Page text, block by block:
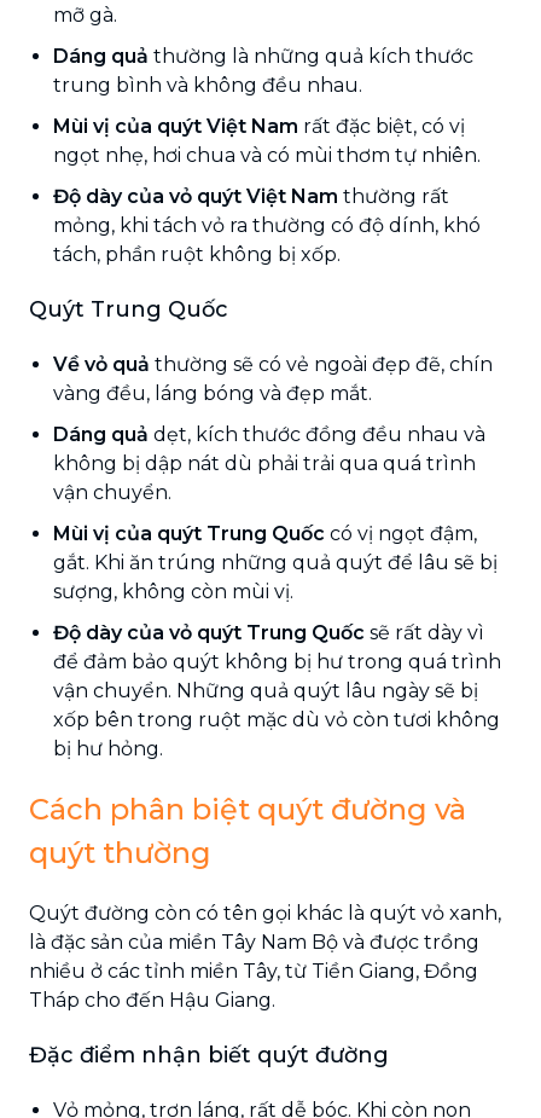
mỡ gà.
Dáng quả thường là những quả kích thước
trung bình và không đều nhau.
Mùi vị của quýt Việt Nam rất đặc biệt, có vị
ngọt nhẹ, hơi chua và có mùi thơm tự nhiên.
Độ dày của vỏ quýt Việt Nam thường rất
mỏng, khi tách vỏ ra thường có độ dính, khó
tách, phần ruột không bị xốp.
Quýt Trung Quốc
Về vỏ quả thường sẽ có vẻ ngoài đẹp đẽ, chín
vàng đều, láng bóng và đẹp mắt.
Dáng quả dẹt, kích thước đồng đều nhau và
không bị dập nát dù phải trải qua quá trình
vận chuyển.
Mùi vị của quýt Trung Quốc có vị ngọt đậm,
gắt. Khi ăn trúng những quả quýt để lâu sẽ bị
sượng, không còn mùi vị.
Độ dày của vỏ quýt Trung Quốc sẽ rất dày vì
để đảm bảo quýt không bị hư trong quá trình
vận chuyển. Những quả quýt lâu ngày sẽ bị
xốp bên trong ruột mặc dù vỏ còn tươi không
bị hư hỏng.
Cách phân biệt quýt đường và
quýt thường
Quýt đường còn có tên gọi khác là quýt vỏ xanh,
là đặc sản của miền Tây Nam Bộ và được trồng
nhiều ở các tỉnh miền Tây, từ Tiền Giang, Đồng
Tháp cho đến Hậu Giang.
Đặc điểm nhận biết quýt đường
Vỏ mỏng, trơn láng, rất dễ bóc. Khi còn non